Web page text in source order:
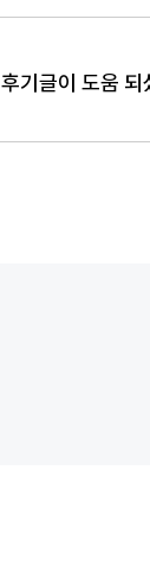
후기글이 도움 되